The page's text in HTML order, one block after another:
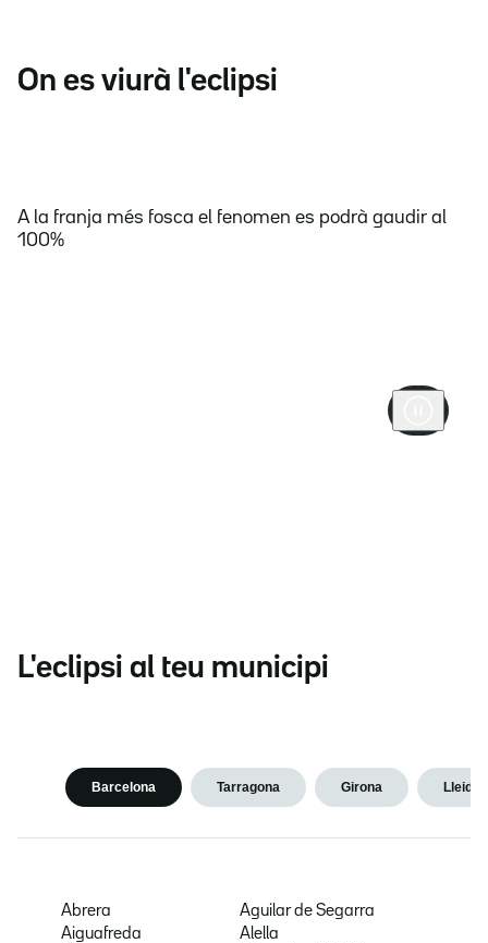
On es viurà l'eclipsi
A la franja més fosca el fenomen es podrà gaudir al
100%
L'eclipsi al teu municipi
Barcelona Tarragona Girona Lleida
Abrera
Aguilar de Segarra
Aiguafreda
Alella